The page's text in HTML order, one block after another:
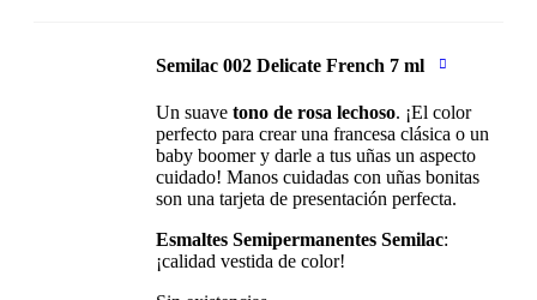
Semilac 002 Delicate French 7 ml
Un suavetono de rosa lechoso. ¡El color
perfecto para crear una francesa clásica o un
baby boomer y darle a tus uñas un aspecto
cuidado! Manos cuidadas con uñas bonitas
son una tarjeta de presentación perfecta.
Esmaltes Semipermanentes Semilac:
¡calidad vestida de color!